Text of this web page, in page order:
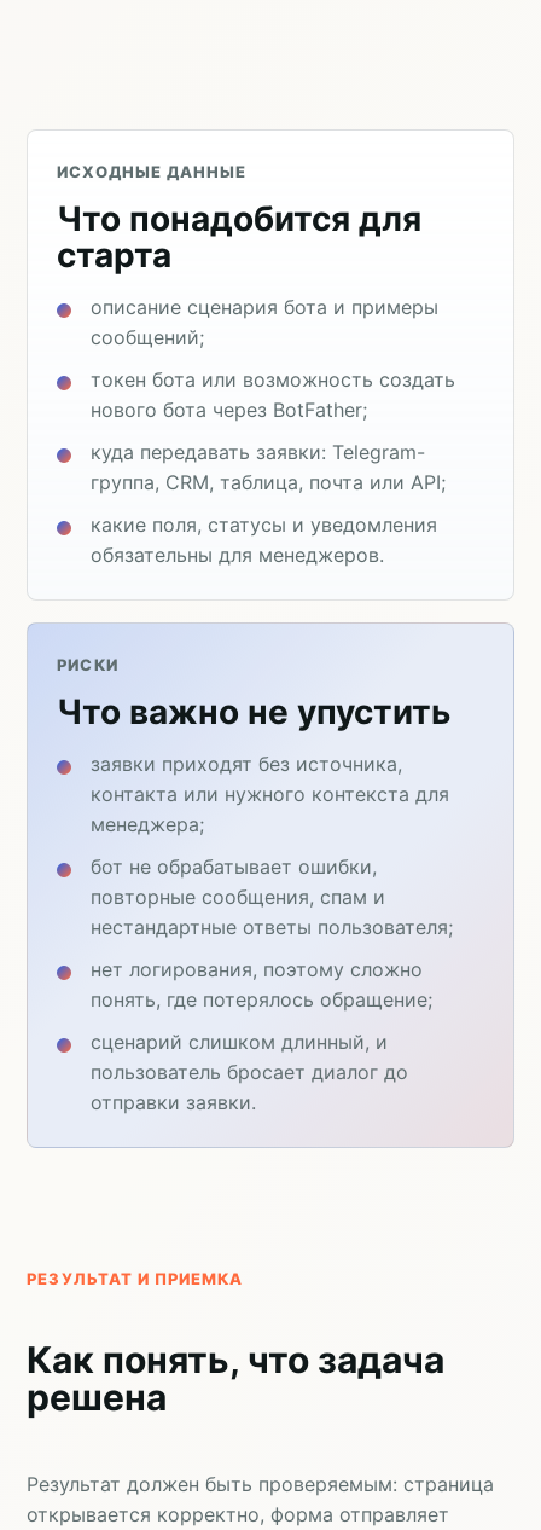
ИСХОДНЫЕ ДАННЫЕ
Что понадобится для
старта
описание сценария бота и примеры
сообщений;
токен бота или возможность создать
нового бота через BotFather;
куда передавать заявки: Telegram-
группа, CRM, таблица, почта или API;
какие поля, статусы и уведомления
обязательны для менеджеров.
РИСКИ
Что важно не упустить
заявки приходят без источника,
контакта или нужного контекста для
менеджера;
бот не обрабатывает ошибки,
повторные сообщения, спам и
нестандартные ответы пользователя;
нет логирования, поэтому сложно
понять, где потерялось обращение;
сценарий слишком длинный, и
пользователь бросает диалог до
отправки заявки.
РЕЗУЛЬТАТ И ПРИЕМКА
Как понять, что задача
решена
Результат должен быть проверяемым: страница
открывается корректно, форма отправляет